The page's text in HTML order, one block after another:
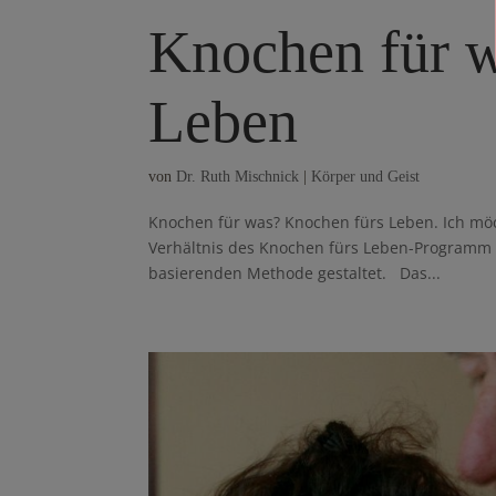
Knochen für
Leben
von Dr. Ruth Mischnick Körper und Geist
Knochen für was? Knochen fürs Leben. Ich
Verhältnis des Knochen fürs Leben-
basierenden Methode gestaltet. Das...